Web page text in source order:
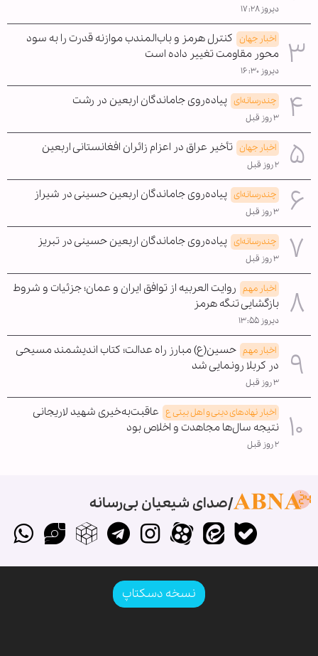
دیروز ۱۷:۲۸
اخبار جهان کنترل هرمز و باب‌المندب موازنه قدرت را به سود
محور مقاومت تغییر داده است
دیروز ۱۶:۳۰
چندرسانه‌ای پیاده‌روی جاماندگان اربعین در رشت
۳ روز قبل
اخبار جهان تأخیر عراق در اعزام زائران افغانستانی اربعین
۲ روز قبل
چندرسانه‌ای پیاده‌روی جاماندگان اربعین حسینی در شیراز
۳ روز قبل
چندرسانه‌ای پیاده‌روی جاماندگان اربعین حسینی در تبریز
۳ روز قبل
اخبار مهم روایت العربیه از توافق ایران و عمان؛ جزئیات و شروط
بازگشایی تنگه هرمز
دیروز ۱۳:۵۵
اخبار مهم حسین(ع) مبارز راه عدالت؛ کتاب اندیشمند مسیحی
در کربلا رونمایی شد
۳ روز قبل
اخبار نهادهای دینی و اهل بیتی ع عاقبت‌به‌خیری شهید لاریجانی
نتیجه سال‌ها مجاهدت و اخلاص بود
۲ روز قبل
صدای شیعیان بی‌رسانه
نسخه دسکتاپ